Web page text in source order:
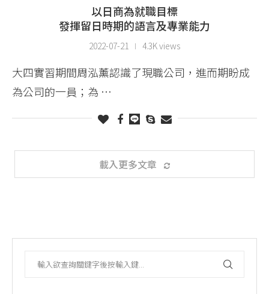
以日商為就職目標
發揮留日時期的語言及專業能力
2022-07-21 4.3K views
大四實習期間周泓薰認識了現職公司，進而期盼成
為公司的一員；為 …
載入更多文章